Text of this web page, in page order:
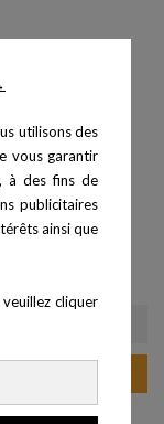
utilisons des
vous garantir
à des fins de
publicitaires
ainsi que
cliquer
ans et 8 montres